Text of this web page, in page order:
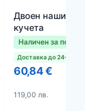
Двоен
кучета
Наличен за
Доставка до 24–48
60,84 €
119,00 лв.